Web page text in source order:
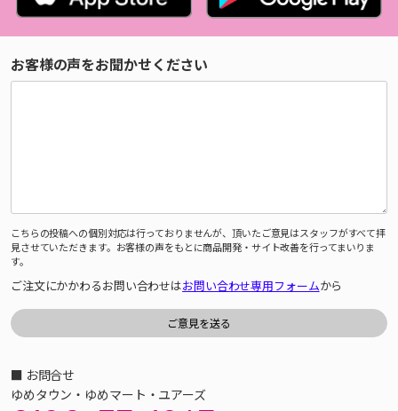
お客様の声をお聞かせください
こちらの投稿への個別対応は行っておりませんが、頂いたご意見はスタッフがすべて拝
見させていただきます。お客様の声をもとに商品開発・サイト改善を行ってまいりま
す。
ご注文にかかわるお問い合わせはお問い合わせ専用フォームから
■ お問合せ
ゆめタウン・ゆめマート・ユアーズ